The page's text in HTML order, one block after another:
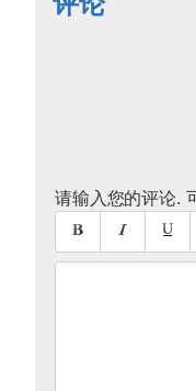
请输入您的评论.